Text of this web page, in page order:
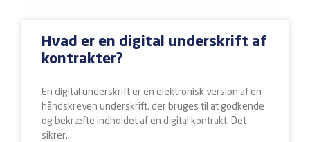
Hvad er en digital underskrift af
kontrakter?
En digital underskrift er en elektronisk version af en
håndskreven underskrift, der bruges til at godkende
og bekræfte indholdet af en digital kontrakt. Det
sikrer